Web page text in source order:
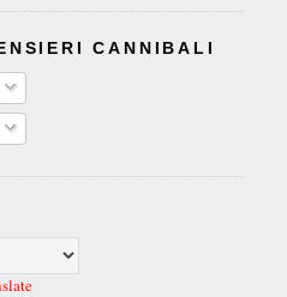
CANNIBALI